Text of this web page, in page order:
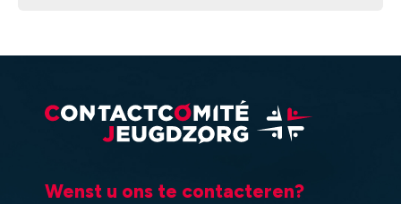
Wenst u ons te contacteren?